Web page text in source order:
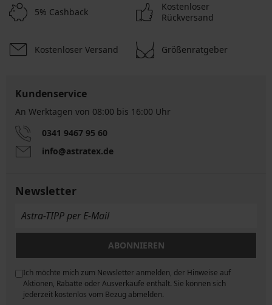
5% Cashback
Kostenloser
Rückversand
Kostenloser Versand Größenratgeber
Kundenservice
An Werktagen von 08:00 bis 16:00 Uhr
0341 9467 95 60
info@astratex.de
Newsletter
ABONNIEREN
Ich möchte mich zum Newsletter anmelden, der Hinweise auf
Aktionen, Rabatte oder Ausverkäufe enthält. Sie können sich
jederzeit kostenlos vom Bezug abmelden.